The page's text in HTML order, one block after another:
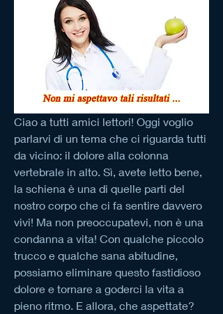
Ciao a tutti amici lettori! Oggi voglio
parlarvi di un tema che ci riguarda tutti
da vicino: il dolore alla colonna
vertebrale in alto. Sì, avete letto bene,
la schiena è una di quelle parti del
nostro corpo che ci fa sentire davvero
vivi! Ma non preoccupatevi, non è una
condanna a vita! Con qualche piccolo
trucco e qualche sana abitudine,
possiamo eliminare questo fastidioso
dolore e tornare a goderci la vita a
pieno ritmo. E allora, che aspettate?